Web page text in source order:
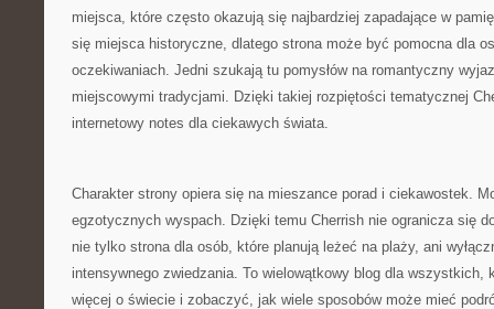
miejsca, które często okazują się najbardziej zapadające w
się miejsca historyczne, dlatego strona może być pomocna dla
oczekiwaniach. Jedni szukają tu pomysłów na romantyczny
miejscowymi tradycjami. Dzięki takiej rozpiętości tematycznej
internetowy notes dla ciekawych świata.
Charakter strony opiera się na mieszance porad i ciekawostek.
egzotycznych wyspach. Dzięki temu Cherrish nie ogranicza się
nie tylko strona dla osób, które planują leżeć na plaży, ani
intensywnego zwiedzania. To wielowątkowy blog dla wszystkich,
więcej o świecie i zobaczyć, jak wiele sposobów może mieć